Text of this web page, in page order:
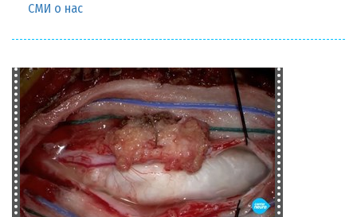
СМИ о нас